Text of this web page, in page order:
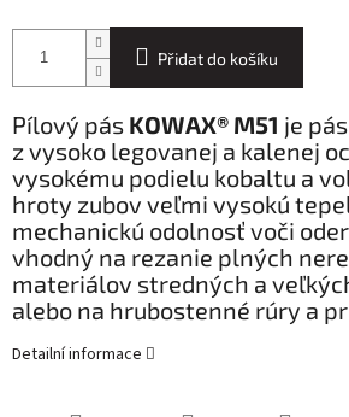
Přidat do košíku
Pílový pás KOWAX® M51 je
z vysoko legovanej a kalenej
vysokému podielu kobaltu a
hroty zubov veľmi vysokú
mechanickú odolnosť voči
vhodný na rezanie plných
materiálov stredných a
alebo na hrubostenné rúry a
Detailní informace